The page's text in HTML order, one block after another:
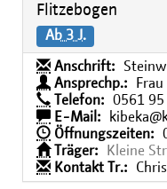
Flitzebogen
Ab 3 J.
Anschrift:
Ansprechp.:
Telefon:
0561
E-Mail:
Öffnungszeiten:
Träger:
Kleine
Kontakt Tr.: